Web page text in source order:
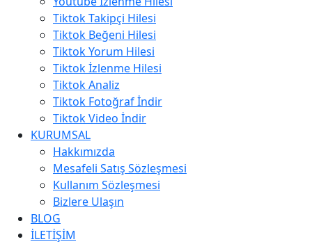
Tiktok Takipçi Hilesi
Tiktok Beğeni Hilesi
Tiktok Yorum Hilesi
Tiktok İzlenme Hilesi
Tiktok Analiz
Tiktok Fotoğraf İndir
Tiktok Video İndir
KURUMSAL
Hakkımızda
Mesafeli Satış Sözleşmesi
Kullanım Sözleşmesi
Bizlere Ulaşın
BLOG
İLETİŞİM